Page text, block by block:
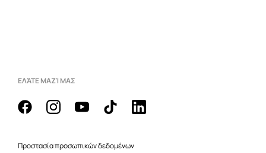
ΕΛΆΤΕ ΜΑΖΊ ΜΑΣ
Προστασία προσωπικών δεδομένων